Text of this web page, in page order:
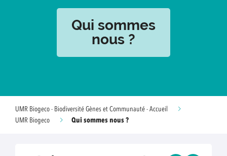
Qui sommes
nous ?
UMR Biogeco - Biodiversité Gènes et Communauté - Accueil
UMR Biogeco
Qui sommes nous ?